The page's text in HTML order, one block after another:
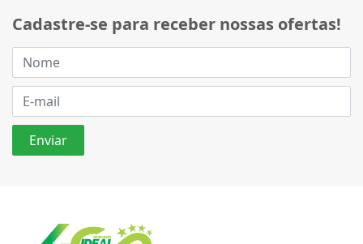
Cadastre-se para receber nossas ofertas!